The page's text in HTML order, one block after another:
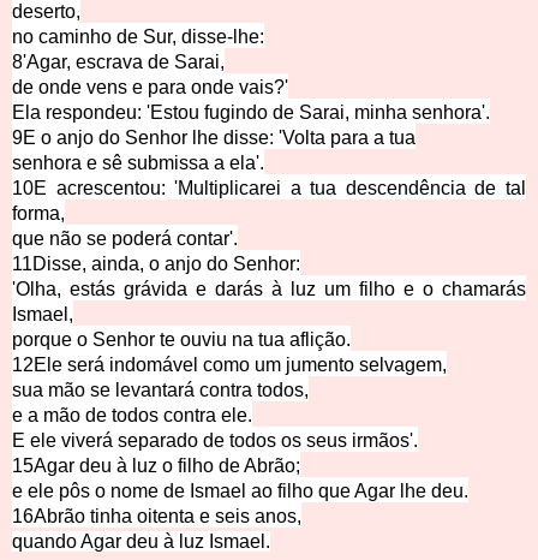
deserto,
no caminho de Sur, disse-lhe:
8'Agar, escrava de Sarai,
de onde vens e para onde vais?'
Ela respondeu: 'Estou fugindo de Sarai, minha senhora'.
9E o anjo do Senhor lhe disse: 'Volta para a tua
senhora e sê submissa a ela'.
10E acrescentou: 'Multiplicarei a tua descendência de tal
forma,
que não se poderá contar'.
11Disse, ainda, o anjo do Senhor:
'Olha, estás grávida e darás à luz um filho e o chamarás
Ismael,
porque o Senhor te ouviu na tua aflição.
12Ele será indomável como um jumento selvagem,
sua mão se levantará contra todos,
e a mão de todos contra ele.
E ele viverá separado de todos os seus irmãos'.
15Agar deu à luz o filho de Abrão;
e ele pôs o nome de Ismael ao fi lho que Agar lhe deu.
16Abrão tinha oitenta e seis anos,
quando Agar deu à l uz Ismael.